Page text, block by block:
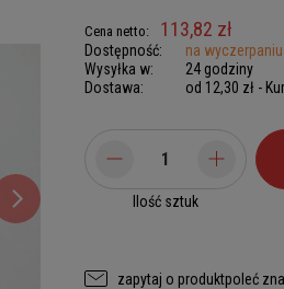
Cena netto: 113,82 zł
Dostępność:
na wyczerpaniu
Wysyłka w:
24 godziny
Dostawa:
od 12,30 zł -
Ilość sztuk
zapytaj o produktpoleć